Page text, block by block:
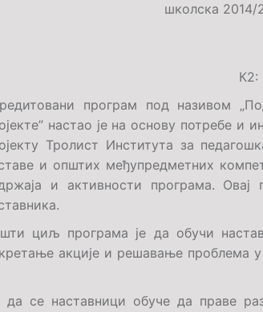
школска 2014/
К2:
програм под називом „
” настао је на основу потребе и
Тролист Института за
и општих међупредметних
и активности програма.
циљ програма је да обучи
акције и решавање проблема
да се наставници обуче да праве